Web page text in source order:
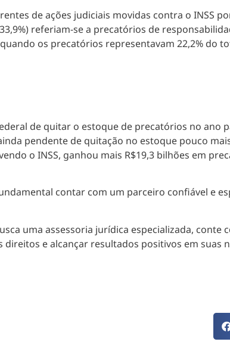
de ações judiciais movidas contra o INSS
referiam-se a precatórios de
os precatórios representavam 22,2% do
de quitar o estoque de precatórios no ano
pendente de quitação no estoque pouco
o INSS, ganhou mais R$19,3 bilhões em
contar com um parceiro confiável e
uma assessoria jurídica especializada, conte
e alcançar resultados positivos em suas